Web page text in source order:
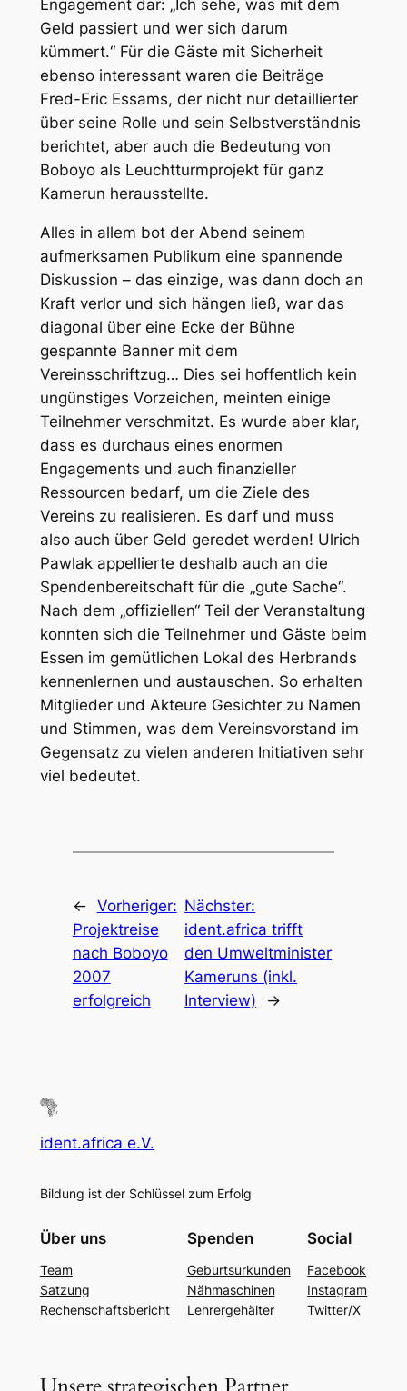
Engagement dar: „Ich sehe, was mit dem
Geld passiert und wer sich darum
kümmert.“ Für die Gäste mit Sicherheit
ebenso interessant waren die Beiträge
Fred-Eric Essams, der nicht nur detaillierter
über seine Rolle und sein Selbstverständnis
berichtet, aber auch die Bedeutung von
Boboyo als Leuchtturmprojekt für ganz
Kamerun herausstellte.
Alles in allem bot der Abend seinem
aufmerksamen Publikum eine spannende
Diskussion – das einzige, was dann doch an
Kraft verlor und sich hängen ließ, war das
diagonal über eine Ecke der Bühne
gespannte Banner mit dem
Vereinsschriftzug… Dies sei hoffentlich kein
ungünstiges Vorzeichen, meinten einige
Teilnehmer verschmitzt. Es wurde aber klar,
dass es durchaus eines enormen
Engagements und auch finanzieller
Ressourcen bedarf, um die Ziele des
Vereins zu realisieren. Es darf und muss
also auch über Geld geredet werden! Ulrich
Pawlak appellierte deshalb auch an die
Spendenbereitschaft für die „gute Sache“.
Nach dem „offiziellen“ Teil der Veranstaltung
konnten sich die Teilnehmer und Gäste beim
Essen im gemütlichen Lokal des Herbrands
kennenlernen und austauschen. So erhalten
Mitglieder und Akteure Gesichter zu Namen
und Stimmen, was dem Vereinsvorstand im
Gegensatz zu vielen anderen Initiativen sehr
viel bedeutet.
← Vorheriger:
Projektreise
nach Boboyo
2007
erfolgreich
Nächster:
ident.africa trifft
den Umweltminister
Kameruns (inkl.
Interview)
→
ident.africa e.V.
Bildung ist der Schlüssel zum Erfolg
Über uns
Team
Satzung
Rechenschaftsbericht
Spenden
Geburtsurkunden
Nähmaschinen
Lehrergehälter
Social
Facebook
Instagram
Twitter/X